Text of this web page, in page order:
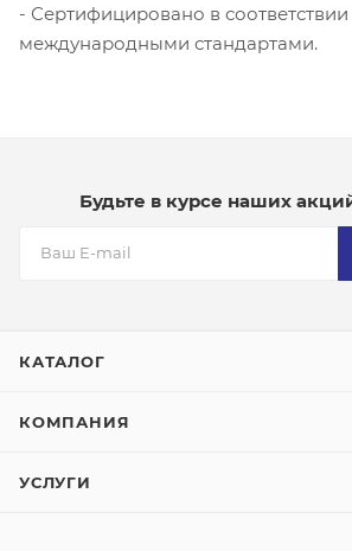
- Сертифицировано в соответствии
международными стандартами.
Будьте в курсе наших
КАТАЛОГ
КОМПАНИЯ
УСЛУГИ